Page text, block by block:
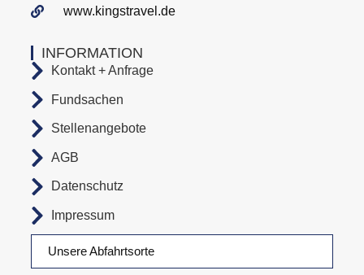
Unsere Abfahrtsorte
INFORMATION
Kontakt + Anfrage
Fundsachen
Stellenangebote
AGB
Datenschutz
Impressum
www.kingstravel.de